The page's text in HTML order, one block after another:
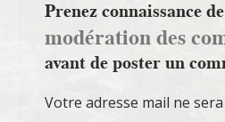
Prenez connaissance
modération des
avant de poster un
Votre adresse mail ne